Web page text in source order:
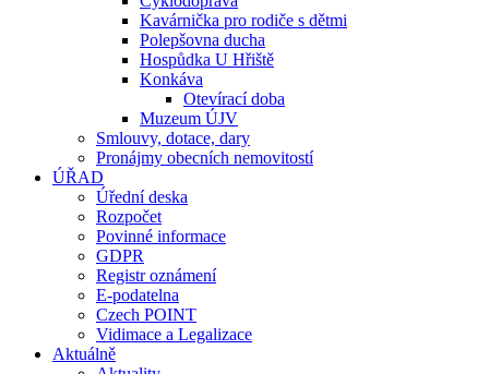
Kavárnička pro rodiče s dětmi
Polepšovna ducha
Hospůdka U Hřiště
Konkáva
Otevírací doba
Muzeum ÚJV
Smlouvy, dotace, dary
Pronájmy obecních nemovitostí
ÚŘAD
Úřední deska
Rozpočet
Povinné informace
GDPR
Registr oznámení
E-podatelna
Czech POINT
Vidimace a Legalizace
Aktuálně